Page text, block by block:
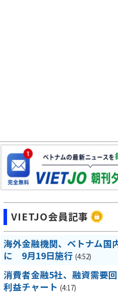
VIETJO会員記事
海外金融機関、ベトナム国
に 9月19日施行 (4:52)
消費者金融5社、融資需要
利益チャート (4:17)